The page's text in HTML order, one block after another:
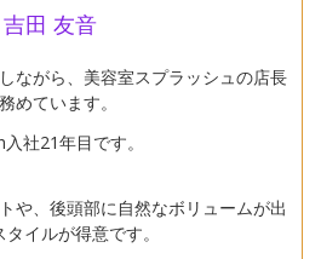
吉田 友音
ながら、美容室スプラッシュの店長
めています。
社21年目です。
や、後頭部に自然なボリュームが出
イルが得意です。